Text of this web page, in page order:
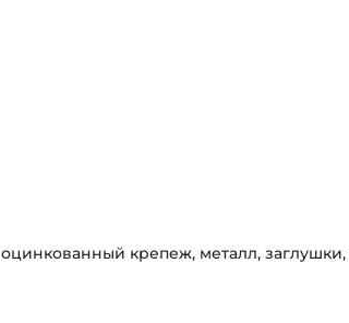
оцинкованный крепеж, металл, заглушки,